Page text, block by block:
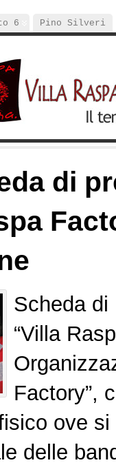
6 Pino Silveri
di
Scheda di
“Villa
Factory”,
ove
delle